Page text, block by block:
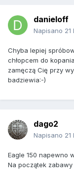
danieloff
Napisano 21
Chyba lepiej
chłopcem do
zamęczą Cię przy
badziewia:-)
dago2
Napisano 21
Eagle 150 napewno
Na początek